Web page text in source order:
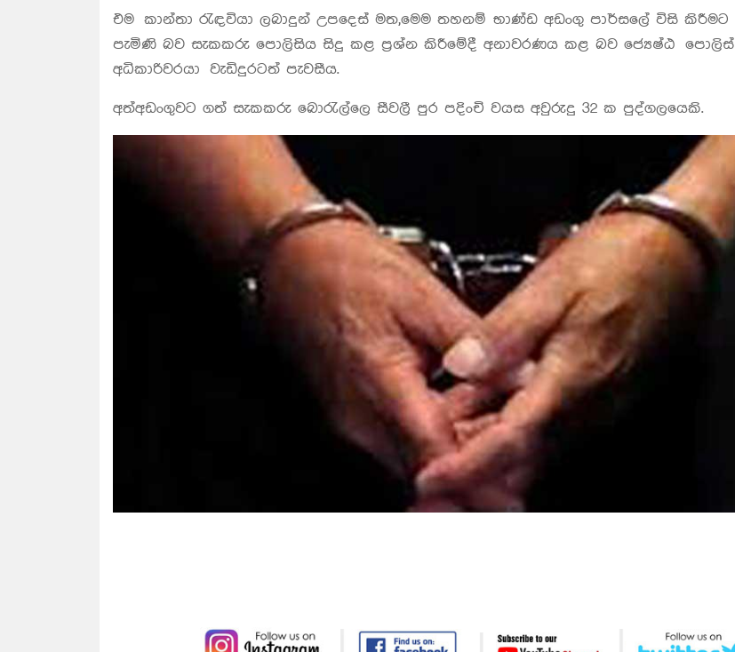
එම කාන්තා රැඳවියා ලබාදුන් උපදෙස් මත,මෙම තහනම් භාණ්ඩ අඩංගු පාර්සලේ විසි කිරීමට
පැමිණි බව සැකකරු පොලිසිය සිදු කළ ප්‍රශ්න කිරීමේදී අනාවරණය කළ බව ජ්‍යෙෂ්ඨ පොලිස්
අධිකාරිවරයා වැඩිදුරටත් පැවසීය.
අත්අඩංගුවට ගත් සැකකරු බොරැල්ලෙ සීවලී පුර පදිංචි වයස අවුරුදු 32 ක පුද්ගලයෙකි.